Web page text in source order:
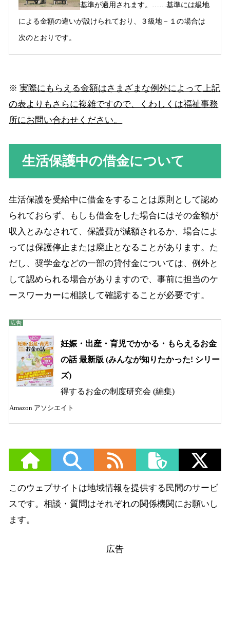
基準が適用されます。……基準には級地
による金額の違いが設けられており、３級地－１の場合は
次のとおりです。
※実際にもらえる金額はさまざまな例外によって上記
の表よりもさらに複雑ですので、くわしくは福祉事務
所にお問い合わせください。
生活保護中の借金について
生活保護を受給中に借金をすることは原則として認め
られておらず、もしも借金をした場合にはその金額が
収入とみなされて、保護費が減額されるか、場合によ
っては保護停止または廃止となることがあります。た
だし、奨学金などの一部の貸付金については、例外と
して認められる場合がありますので、事前に担当のケ
ースワーカーに相談して確認することが必要です。
妊娠・出産・育児でかかる・もらえるお金
の話 最新版 (みんなが知りたかった! シリー
ズ)
得するお金の制度研究会 (編集)
Amazon アソシエイト